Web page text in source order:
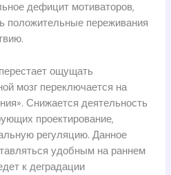
дефицит мотиваторов,
положительные переживания
ощущать
мозг переключается на
Снижается деятельность
проектирование,
регуляцию. Данное
удобным на раннем
к деградации